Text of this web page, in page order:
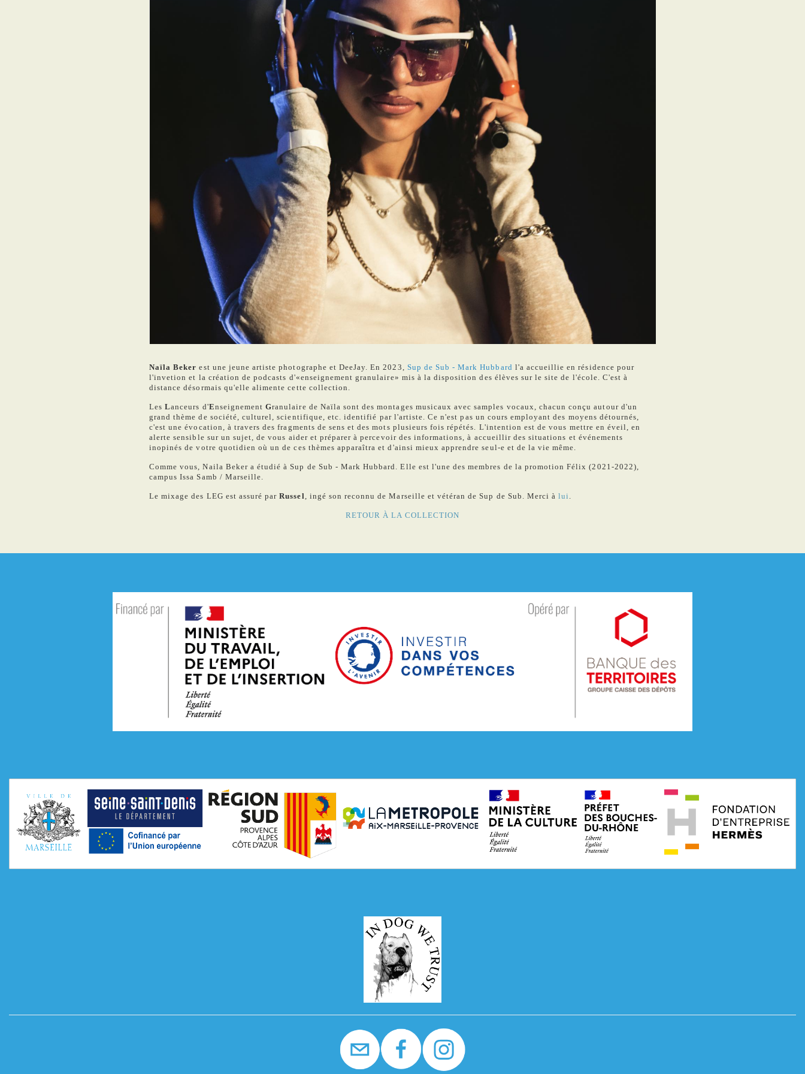
Naïla Bekerest une jeune artiste photographe et DeeJay. En 2023, Sup de Sub - Mark Hubbard l'a accueillie en résidence pour
l'invetion et la création de podcasts d'«enseignement granulaire» mis à la disposition des élèves sur le site de l'école. C'est à
distance désormais qu'elle alimente cette collection.
LesLanceurs d'EnseignementGranulaire de Naïla sont des montages musicaux avec samples vocaux, chacun conçu autour d'un
grand thème de société, culturel, scientifique, etc. identifié par l'artiste. Ce n'est pas un cours employant des moyens détournés,
c'est une évocation, à travers des fragments de sens et des mots plusieurs fois répétés. L'intention est de vous mettre en éveil, en
alerte sensible sur un sujet, de vous aider et préparer à percevoir des informations, à accueillir des situations et événements
inopinés de votre quotidien où un de ces thèmes apparaîtra et d'ainsi mieux apprendre seul-e et de la vie même.
Comme vous, Naila Beker a étudié à Sup de Sub - Mark Hubbard. Elle est l'une des membres de la promotion Félix (2021-2022),
campus Issa Samb / Marseille.
Le mixage des LEG est assuré parRussel , ingé son reconnu de Marseille et vétéran de Sup de Sub. Merci àlui
RETOUR À LA COLLECTION